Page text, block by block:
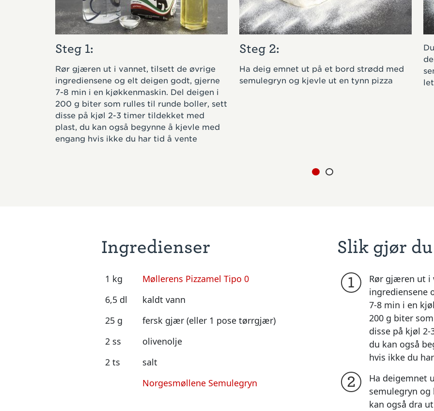
Steg 1:
Rør gjæren ut i vannet, tilsett de øvrige
ingrediensene og elt deigen godt, gjerne
7-8 min i en kjøkkenmaskin. Del deigen i
200 g biter som rulles til runde boller, sett
disse på kjøl 2-3 timer tildekket med
plast, du kan også begynne å kjevle med
engang hvis ikke du har tid å vente
Steg 2:
Ha deig emnet ut på et bord strødd med
semulegryn og kjevle ut en tynn pizza
Ingredienser
1 kg
Møllerens Pizzamel Tipo 0
6,5 dl
kaldt vann
25 g
fersk gjær (eller 1 pose tørrgjær)
2 ss
olivenolje
2 ts
salt
Norgesmøllene Semulegryn
Slik gjør du
1
Rør gjæren ut i
ingrediensene
7-8 min i en
200 g biter
disse på kjøl
du kan også
hvis ikke du
2
Ha deigemnet
semulegryn og
kan også dra